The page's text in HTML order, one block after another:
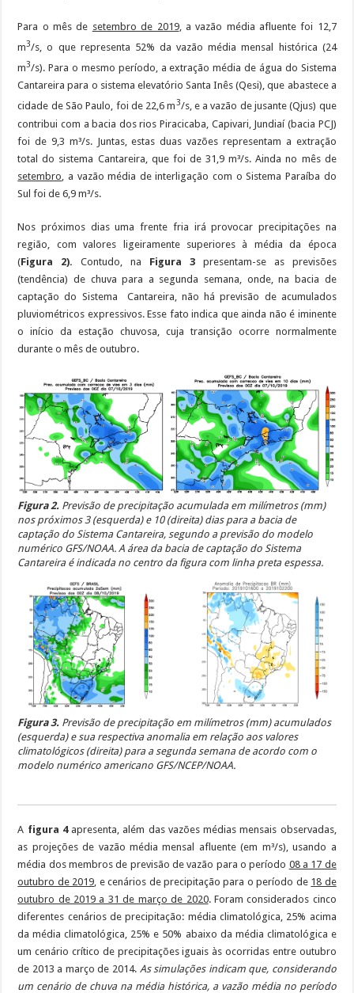
Para o mês de setembro de 2019, a vazão média afluente foi 12,7
m3/s, o que representa 52% da vazão média mensal histórica (24
m3/s). Para o mesmo período, a extração média de água do Sistema
Cantareira para o sistema elevatório Santa Inês (Qesi), que abastece a
cidade de São Paulo, foi de 22,6 m3/s, e a vazão de jusante (Qjus) que
contribui com a bacia dos rios Piracicaba, Capivari, Jundiaí (bacia PCJ)
foi de 9,3 m³/s. Juntas, estas duas vazões representam a extração
total do sistema Cantareira, que foi de 31,9 m³/s. Ainda no mês de
setembro , a vazão média de interligação com o Sistema Paraíba do
Sul foi de 6,9 m³/s.
Nos próximos dias uma frente fria irá provocar precipitações na
região, com valores ligeiramente superiores à média da época
(Figura 2). Contudo, na Figura 3presentam-se as previsões
(tendência) de chuva para a segunda semana, onde, na bacia de
captação do Sistema Cantareira, não há previsão de acumulados
pluviométricos expressivos. Esse fato indica que ainda não é iminente
o início da estação chuvosa, cuja transição ocorre normalmente
durante o mês de outubro.
Figura 2. Previsão de precipitação acumulada em milímetros (mm)
nos próximos 3 (esquerda) e 10 (direita) dias para a bacia de
captação do Sistema Cantareira, segundo a previsão do modelo
numérico GFS/NOAA. A área da bacia de captação do Sistema
Cantareira é indicada no centro da figura com linha preta espessa.
Figura 3. Previsão de precipitação em milímetros (mm) acumulados
(esquerda) e sua respectiva anomalia em relação aos valores
climatológicos (direita) para a segunda semana de acordo com o
modelo numérico americano GFS/NCEP/NOAA.
A figura 4apresenta, além das vazões médias mensais observadas,
as projeções de vazão média mensal afluente (em m³/s), usando a
média dos membros de previsão de vazão para o período 08 a 17 de
outubro de 2019 , e cenários de precipitação para o período de 18 de
outubro de 2019 a 31 de março de 2020. Foram considerados cinco
diferentes cenários de precipitação: média climatológica, 25% acima
da média climatológica, 25% e 50% abaixo da média climatológica e
um cenário crítico de precipitações iguais às ocorridas entre outubro
de 2013 a março de 2014. As simulações indicam que, considerando
um cenário de chuva na média histórica, a vazão média no período